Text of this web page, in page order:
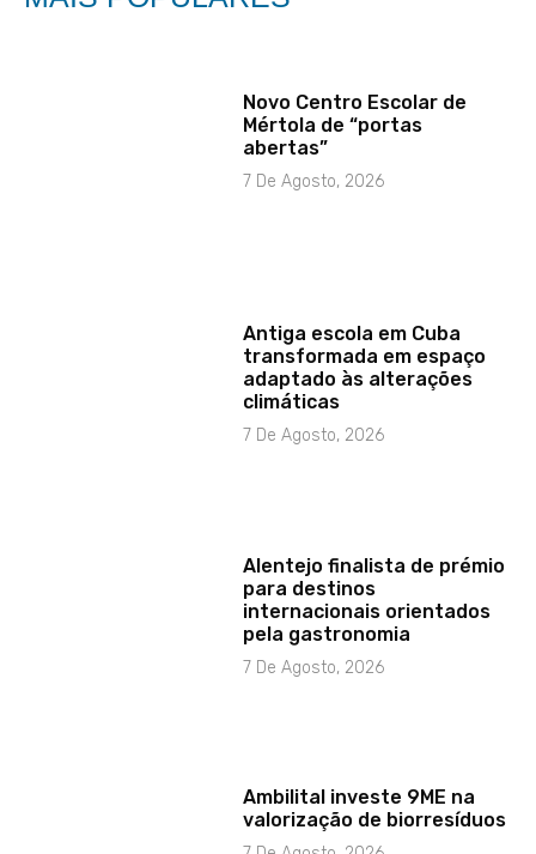
Novo Centro Escolar de
Mértola de “portas
abertas”
7 De Agosto, 2026
Antiga escola em Cuba
transformada em espaço
adaptado às alterações
climáticas
7 De Agosto, 2026
Alentejo finalista de prémio
para destinos
internacionais orientados
pela gastronomia
7 De Agosto, 2026
Ambilital investe 9ME na
valorização de biorresíduos